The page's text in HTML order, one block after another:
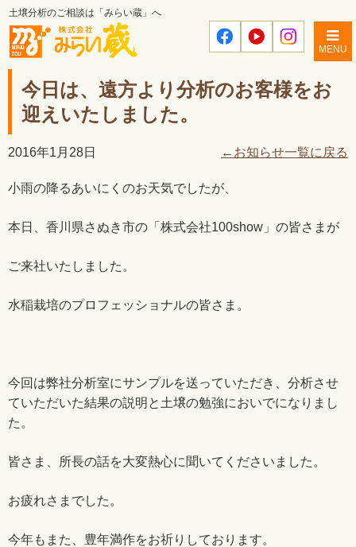
土壌分析のご相談は「みらい蔵」へ
MENU
今日は、遠方より分析のお客様をお
迎えいたしました。
2016年1月28日 ←お知らせ一覧に戻る
小雨の降るあいにくのお天気でしたが、
本日、香川県さぬき市の「株式会社100show」の皆さまが
ご来社いたしました。
水稲栽培のプロフェッショナルの皆さま。
今回は弊社分析室にサンプルを送っていただき、分析させ
ていただいた結果の説明と土壌の勉強においでになりまし
た。
皆さま、所長の話を大変熱心に聞いてくださいました。
お疲れさまでした。
今年もまた、豊年満作をお祈りしております。